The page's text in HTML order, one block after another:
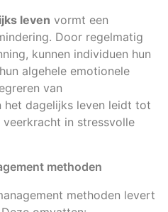
leven vormt een
Door regelmatig
kunnen individuen hun
algehele emotionele
van
het dagelijks leven leidt tot
veerkracht in stressvolle
methoden
methoden levert